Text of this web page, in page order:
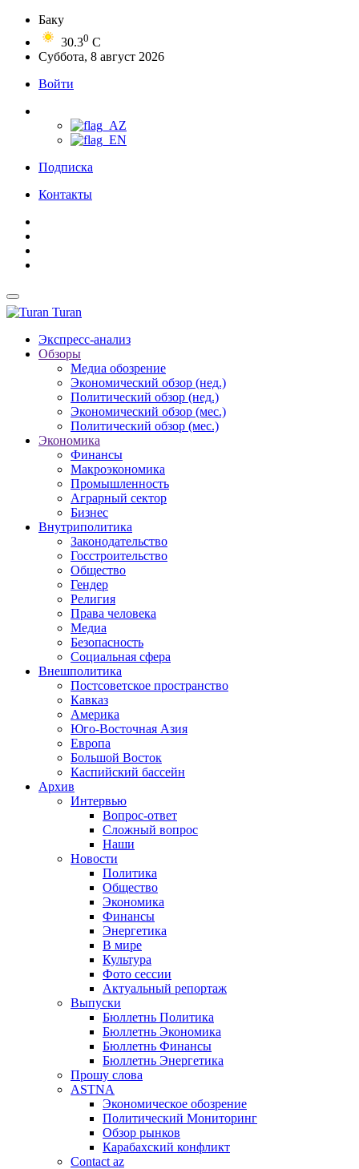
Баку
30.30 C
Суббота, 8 август 2026
Войти
Подписка
Контакты
Turan
Экспресс-анализ
Обзоры
Медиа обозрение
Экономический обзор (нед.)
Политический обзор (нед.)
Экономический обзор (мес.)
Политический обзор (мес.)
Экономика
Финансы
Макроэкономика
Промышленность
Аграрный сектор
Бизнес
Внутриполитика
Законодательство
Госстроительство
Общество
Гендер
Религия
Права человека
Медиа
Безопасность
Социальная сфера
Внешполитика
Постсоветское пространство
Кавказ
Америка
Юго-Восточная Азия
Европа
Большой Восток
Каспийский бассейн
Архив
Интервью
Вопрос-ответ
Сложный вопрос
Наши
Новости
Политика
Общество
Экономика
Финансы
Энергетика
В мире
Культура
Фото сессии
Актуальный репортаж
Выпуски
Бюллетнь Политика
Бюллетнь Экономика
Бюллетнь Финансы
Бюллетнь Энергетика
Прошу слова
ASTNA
Экономическое обозрение
Политический Мониторинг
Обзор рынков
Карабахский конфликт
Contact az